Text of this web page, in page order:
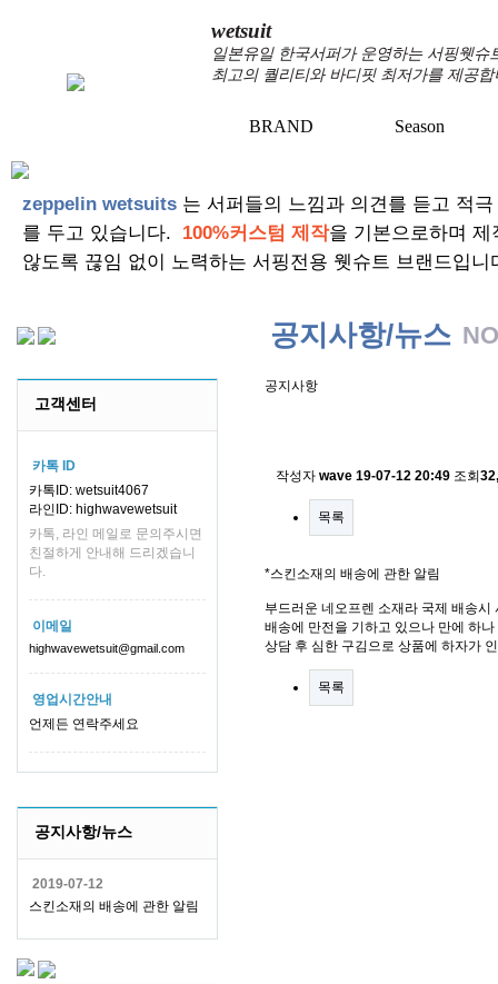
wetsuit
일본유일 한국서퍼가 운영하는 서핑웻
최고의 퀄리티와 바디핏 최저가를 제공합
BRAND
Season
zeppelin wetsuits 는 서퍼들의 느낌과 의견를 듣고 적
를 두고 있습니다. 100%커스텀 제작을 기본으로하며
않도록 끊임 없이 노력하는 서핑전용 웻슈트 브랜드입니
고객센터
카톡 ID
카톡ID: wetsuit4067
라인ID: highwavewetsuit
카톡, 라인 메일로 문의주시면
친절하게 안내해 드리겠습니
다.
이메일
highwavewetsuit@gmail.com
영업시간안내
언제든 연락주세요
공지사항/뉴스
2019-07-12
스킨소재의 배송에 관한 알림
공지사항/뉴스
공지사항
작성자 wave 19-07-12 20:49 조회
목록
*스킨소재의 배송에 관한 알림
부드러운 네오프렌 소재라 국제 배송
배송에 만전을 기하고 있으나 만에 하
상담 후 심한 구김으로 상품에 하자가
목록